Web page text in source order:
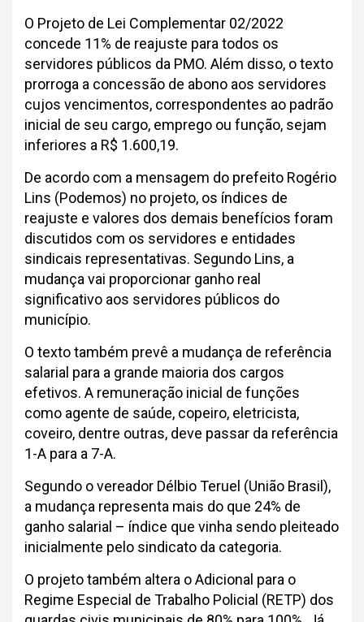
O Projeto de Lei Complementar 02/2022
concede 11% de reajuste para todos os
servidores públicos da PMO. Além disso, o texto
prorroga a concessão de abono aos servidores
cujos vencimentos, correspondentes ao padrão
inicial de seu cargo, emprego ou função, sejam
inferiores a R$ 1.600,19.
De acordo com a mensagem do prefeito Rogério
Lins (Podemos) no projeto, os índices de
reajuste e valores dos demais benefícios foram
discutidos com os servidores e entidades
sindicais representativas. Segundo Lins, a
mudança vai proporcionar ganho real
significativo aos servidores públicos do
município.
O texto também prevê a mudança de referência
salarial para a grande maioria dos cargos
efetivos. A remuneração inicial de funções
como agente de saúde, copeiro, eletricista,
coveiro, dentre outras, deve passar da referência
1-A para a 7-A.
Segundo o vereador Délbio Teruel (União Brasil),
a mudança representa mais do que 24% de
ganho salarial – índice que vinha sendo pleiteado
inicialmente pelo sindicato da categoria.
O projeto também altera o Adicional para o
Regime Especial de Trabalho Policial (RETP) dos